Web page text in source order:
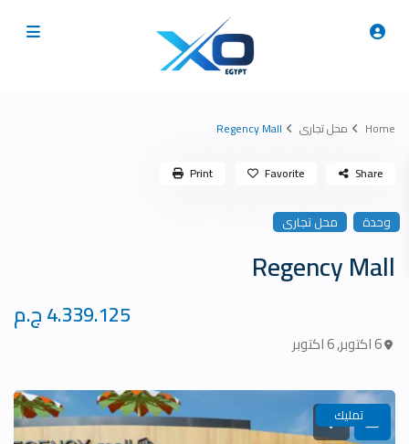
Home محل تجارى Regency Mall
وحدة محل تجارى
Regency Mall
6 اكتوبر ,6 اكتوبر
Share
Favorite
Print
تمليك